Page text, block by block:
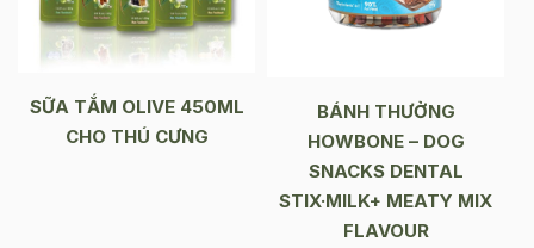
SỮA TẮM OLIVE 450ML
CHO THÚ CƯNG
BÁNH THƯỞNG
HOWBONE – DOG
SNACKS DENTAL
STIX·MILK+ MEATY MIX
FLAVOUR